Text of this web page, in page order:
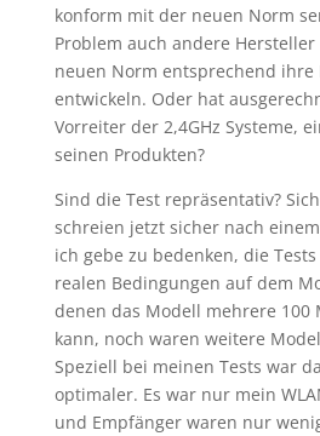
konform mit der neuen Norm
Problem auch andere
neuen Norm entsprechend ihre
entwickeln. Oder hat
Vorreiter der 2,4GHz Systeme,
seinen Produkten?
Sind die Test repräsentativ?
schreien jetzt sicher nach
ich gebe zu bedenken, die
realen Bedingungen auf dem
denen das Modell mehrere 100
kann, noch waren weitere
Speziell bei meinen Tests war
optimaler. Es war nur mein
und Empfänger waren nur